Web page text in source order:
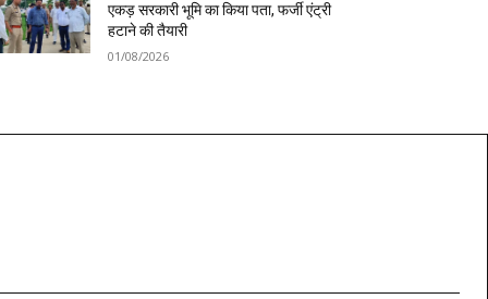
एकड़ सरकारी भूमि का किया पता, फर्जी एंट्री
हटाने की तैयारी
01/08/2026